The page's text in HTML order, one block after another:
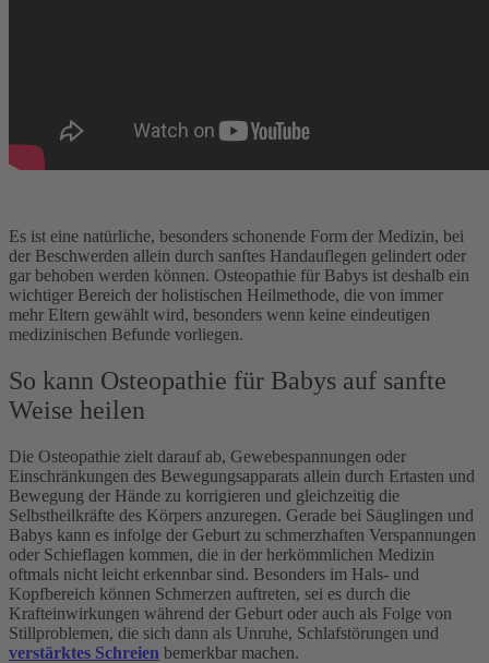
Es ist eine natürliche, besonders schonende Form der Medizin, bei
der Beschwerden allein durch sanftes Handauflegen gelindert oder
gar behoben werden können. Osteopathie für Babys ist deshalb ein
wichtiger Bereich der holistischen Heilmethode, die von immer
mehr Eltern gewählt wird, besonders wenn keine eindeutigen
medizinischen Befunde vorliegen.
So kann Osteopathie für Babys auf sanfte
Weise heilen
Die Osteopathie zielt darauf ab, Gewebespannungen oder
Einschränkungen des Bewegungsapparats allein durch Ertasten und
Bewegung der Hände zu korrigieren und gleichzeitig die
Selbstheilkräfte des Körpers anzuregen. Gerade bei Säuglingen und
Babys kann es infolge der Geburt zu schmerzhaften Verspannungen
oder Schieflagen kommen, die in der herkömmlichen Medizin
oftmals nicht leicht erkennbar sind. Besonders im Hals- und
Kopfbereich können Schmerzen auftreten, sei es durch die
Krafteinwirkungen während der Geburt oder auch als Folge von
Stillproblemen, die sich dann als Unruhe, Schlafstörungen und
verstärktes Schreien bemerkbar machen.